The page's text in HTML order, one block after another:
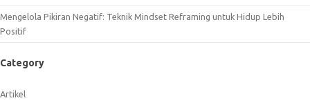
Mengelola Pikiran Negatif: Teknik Mindset Reframing untuk Hidup Lebih
Positif
Category
Artikel